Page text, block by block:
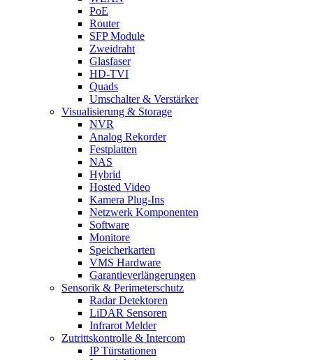
PoE
Router
SFP Module
Zweidraht
Glasfaser
HD-TVI
Quads
Umschalter & Verstärker
Visualisierung & Storage
NVR
Analog Rekorder
Festplatten
NAS
Hybrid
Hosted Video
Kamera Plug-Ins
Netzwerk Komponenten
Software
Monitore
Speicherkarten
VMS Hardware
Garantieverlängerungen
Sensorik & Perimeterschutz
Radar Detektoren
LiDAR Sensoren
Infrarot Melder
Zutrittskontrolle & Intercom
IP Türstationen